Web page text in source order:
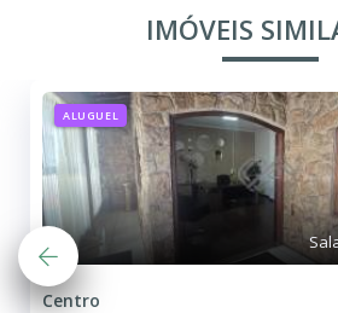
IMÓVEIS
ALUGUEL
Centro